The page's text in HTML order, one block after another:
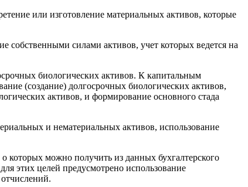
или изготовление материальных активов, которые
собственными силами активов, учет которых ведется на
биологических активов. К капитальным
(создание) долгосрочных биологических активов,
активов, и формирование основного стада
и нематериальных активов, использование
которых можно получить из данных бухгалтерского
этих целей предусмотрено использование